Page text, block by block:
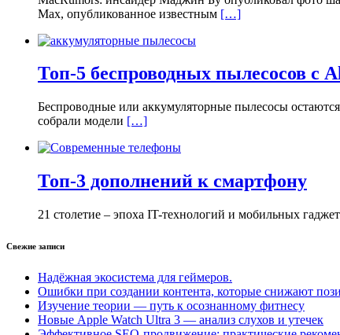
Max, опубликованное известным […]
Топ-5 беспроводных пылесосов с
Беспроводные или аккумуляторные пылесосы
собрали модели […]
Топ-3 дополнений к смартфону
21 столетие – эпоха IT-технологий и мобильных
Свежие записи
Надёжная экосистема для геймеров.
Ошибки при создании контента, которые снижают
Изучение теории — путь к осознанному фитнесу
Новые Apple Watch Ultra 3 — анализ слухов и утечек